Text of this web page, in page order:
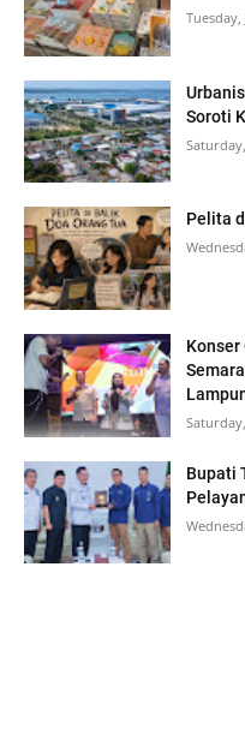
Tuesday,
Soroti
Pelita
Konser
Bupati